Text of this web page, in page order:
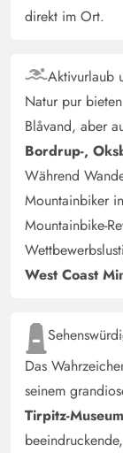
Kinder ist
Garten ist
Spuren aber
verschieden
kann zum
Dirk Besler
Deutschland
Sehr
Haus. Alles
fehlte es an
Gast
Ein liebevoll
gefehlt hat. Vor
gestaltet und
direkt im Ort.
Aktivurlaub
Natur pur
Blåvand, aber
Bordrup-,
Während
Mountainbiker
Mountainbike-
West Coast
Das
seinem
Tirpitz-Museum